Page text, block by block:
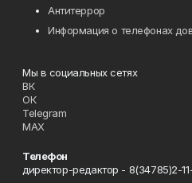
Антитеррор
Информация о телефонах
Мы в социальных сетях
ВК
ОК
Telegram
MAX
Телефон
директор-редактор - 8(34785)2-